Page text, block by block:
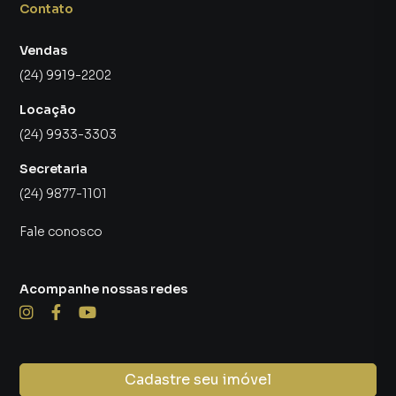
📱 WhatsApp: 24 99919-2202
---
🔗 Visite o nosso site: https://gptonline.ai/
Eucaliptal, em Volta Redonda. Não encontrou o que
Volta Redonda? Entre em contato com nossa equipe pelo
A OPEN HOUSE REAL ESTATE IMÓVEIS LTDA tem mais
opções de apartamentos, casas residenciais e comerciais,
locação, além de empreendimentos em construção ou
lançamentos na planta em Eucaliptal e em outras regiões
Contato
Vendas
(24) 9919-2202
Locação
(24) 9933-3303
Secretaria
(24) 9877-1101
Fale conosco
Cadastre seu imóvel
Acompanhe nossas redes